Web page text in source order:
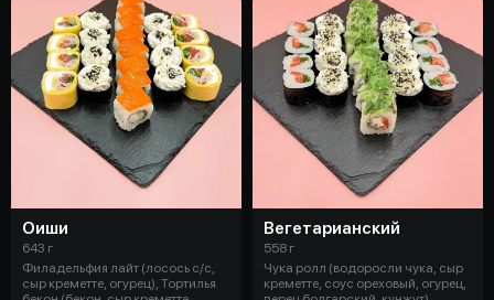
Оиши
643 г
Филадельфия лайт (лосось с/с,
сыр креметте, огурец), Тортилья
Вегетарианский
558 г
Чука ролл (водоросли чука, сыр
креметте, соус ореховый, огурец,